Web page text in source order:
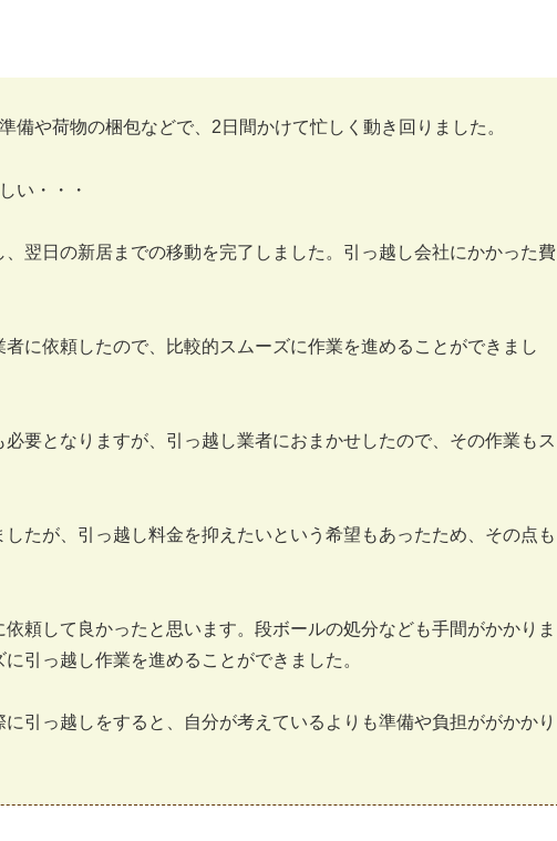
備や荷物の梱包などで、2日間かけて忙しく動き回りました。
い・・・
翌日の新居までの移動を完了しました。引っ越し会社にかかった費
に依頼したので、比較的スムーズに作業を進めることができまし
要となりますが、引っ越し業者におまかせしたので、その作業もス
たが、引っ越し料金を抑えたいという希望もあったため、その点も
頼して良かったと思います。段ボールの処分なども手間がかかりま
引っ越し作業を進めることができました。
引っ越しをすると、自分が考えているよりも準備や負担ががかかり